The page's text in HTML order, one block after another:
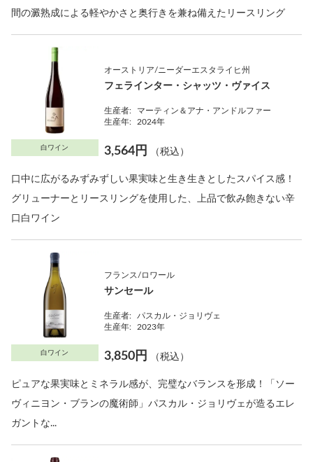
間の澱熟成による軽やかさと奥行きを兼ね備えたリースリング
白ワイン
オーストリア/ニーダーエスタライヒ州
フェラインター・シャッツ・ヴァイス
生産者:
マーティン＆アナ・アンドルファー
生産年:
2024年
3,564円 （税込）
口中に広がるみずみずしい果実味と生き生きとしたスパイス感！
グリューナーとリースリングを使用した、上品で飲み飽きない辛
口白ワイン
白ワイン
フランス/ロワール
サンセール
生産者:
パスカル・ジョリヴェ
生産年:
2023年
3,850円 （税込）
ピュアな果実味とミネラル感が、完璧なバランスを形成！「ソー
ヴィニヨン・ブランの魔術師」パスカル・ジョリヴェが造るエレ
ガントな...